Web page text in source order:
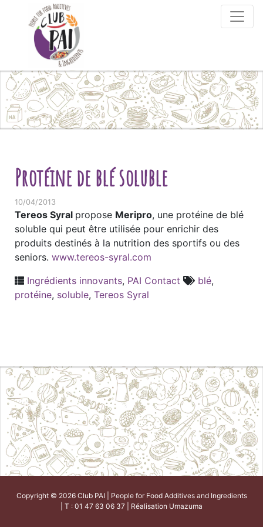
Skip to content
Protéine de blé soluble
10/04/2013
Tereos Syral propose Meripro, une protéine de blé
soluble qui peut être utilisée pour enrichir des
produits destinés à la nutrition des sportifs ou des
seniors. www.tereos-syral.com
Ingrédients innovants, PAI Contact blé,
protéine, soluble, Tereos Syral
Copyright © 2026 Club PAI | People for Food Additives and Ingredients
| T : 01 47 63 06 37 | Réalisation Umazuma